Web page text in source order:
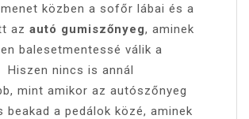
közben a sofőr lábai és a
az autó gumiszőnyeg, aminek
balesetmentessé válik a
Hiszen nincs is annál
mint amikor az autószőnyeg
beakad a pedálok közé, aminek